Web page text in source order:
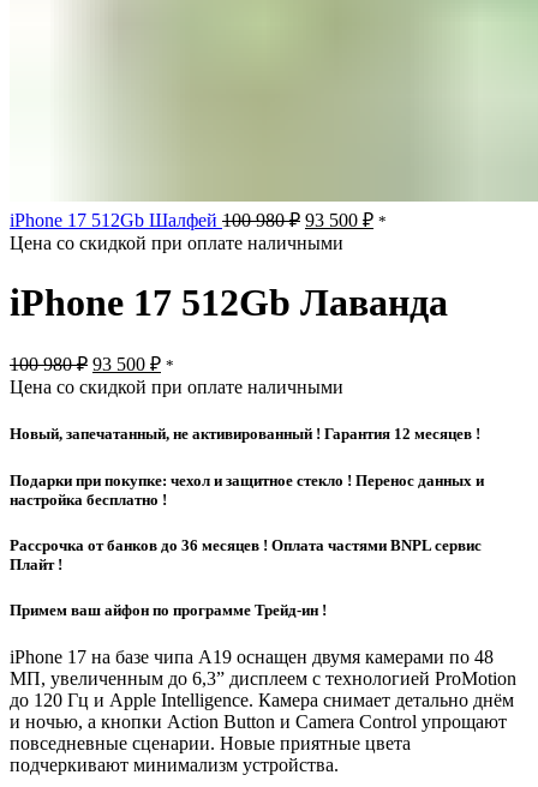
iPhone 17 512Gb Шалфей 100 980₽ Первоначальная
цена
980 ₽.
93 500 ₽Текущая
*
Цена со скидкой при оплате наличными
iPhone 17 512Gb Лаванда
100 980₽ Первоначальная
цена
составляла
93 500 ₽Текущая
цена:
93
500 ₽.
*
Цена со скидкой при оплате наличными
Новый, запечатанный, не активированный ! Гарантия 12 месяцев !
Подарки при покупке: чехол и защитное стекло ! Перенос данных и
настройка бесплатно !
Рассрочка от банков до 36 месяцев ! Оплата частями BNPL сервис
Плайт !
Примем ваш айфон по программе Трейд-ин !
iPhone 17 на базе чипа A19 оснащен двумя камерами по 48
МП, увеличенным до 6,3” дисплеем с технологией ProMotion
до 120 Гц и Apple Intelligence. Камера снимает детально днём
и ночью, а кнопки Action Button и Camera Control упрощают
повседневные сценарии. Новые приятные цвета
подчеркивают минимализм устройства.